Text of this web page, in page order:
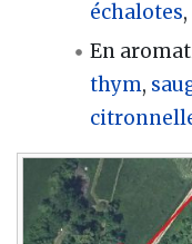
échalotes,
En
thym,